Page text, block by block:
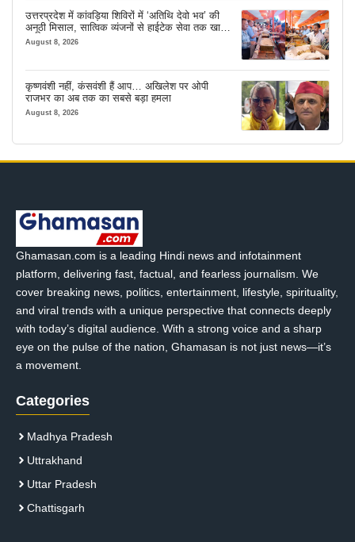
उत्तरप्रदेश में कांवड़िया शिविरों में ‘अतिथि देवो भव’ की
अनूठी मिसाल, सात्विक व्यंजनों से हाईटेक सेवा तक खास
इंतजाम
August 8, 2026
कृष्णवंशी नहीं, कंसवंशी हैं आप… अखिलेश पर ओपी
राजभर का अब तक का सबसे बड़ा हमला
August 8, 2026
Ghamasan.com is a leading Hindi news and infotainment
platform, delivering fast, factual, and fearless journalism. We
cover breaking news, politics, entertainment, lifestyle, spirituality,
and viral trends with a unique perspective that connects deeply
with today’s digital audience. With a strong voice and a sharp
eye on the pulse of the nation, Ghamasan is not just news—it’s
a movement.
Categories
Madhya Pradesh
Uttrakhand
Uttar Pradesh
Chattisgarh